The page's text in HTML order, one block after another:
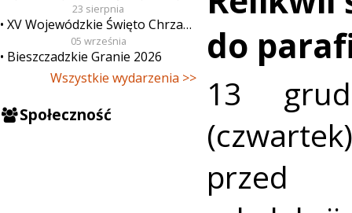
23 sierpnia
XV Wojewódzkie Święto Chrzanu
05 września
Bieszczadzkie Granie 2026
Wszystkie wydarzenia >>
Społeczność
do
13
przed